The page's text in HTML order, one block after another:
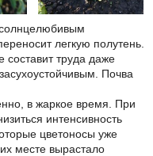
солнцелюбивым
легкую полутень.
составит труда даже
Почва
в жаркое время. При
интенсивность
цветоносы уже
месте вырастало